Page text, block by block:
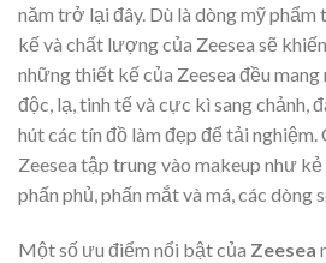
năm trở lại đây. Dù là dòng mỹ
kế và chất lượng của Zeesea sẽ
những thiết kế của Zeesea đều
độc, lạ, tinh tế và cực kì sang chảnh,
hút các tín đồ làm đẹp để tải nghiệm.
Zeesea tập trung vào makeup như kẻ
phấn phủ, phấn mắt và má, các dòng
Một số ưu điểm nổi bật của Zeesea